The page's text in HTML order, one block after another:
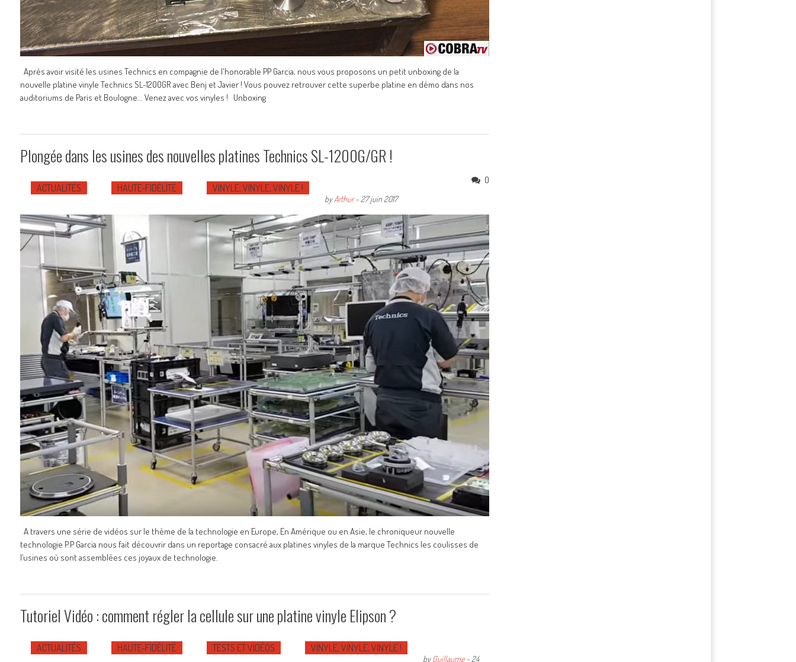
Après avoir visité les usines Technics en compagnie de l'honorable PP Garcia, nous vous proposons un petit unboxing de la
nouvelle platine vinyle Technics SL-1200GR avec Benj et Javier ! Vous pouvez retrouver cette superbe platine en démo dans nos
auditoriums de Paris et Boulogne... Venez avec vos vinyles ! Unboxing
Plongée dans les usines des nouvelles platines Technics SL-1200G/GR !
ACTUALITÉS HAUTE-FIDÉLITÉ VINYLE, VINYLE, VINYLE !
byArthur- 27 juin 2017
0
A travers une série de vidéos sur le thème de la technologie en Europe, En Amérique ou en Asie, le chroniqueur nouvelle
technologie P.P Garcia nous fait découvrir dans un reportage consacré aux platines vinyles de la marque Technics les coulisses de
l‘usines où sont assemblées ces joyaux de technologie.
Tutoriel Vidéo : comment régler la cellule sur une platine vinyle Elipson ?
ACTUALITÉS HAUTE-FIDÉLITÉ TESTS ET VIDÉOS VINYLE, VINYLE, VINYLE !
byGuillaume- 24